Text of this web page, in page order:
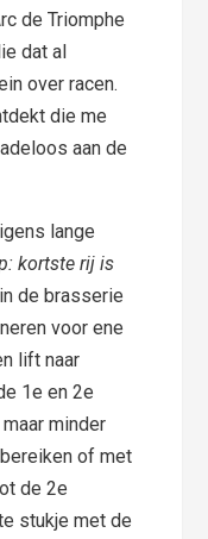
de Triomphe
dat al
over racen.
die me
aan de
lange
kortste rij is
de brasserie
voor ene
lift naar
1e en 2e
minder
of met
de 2e
stukje met de